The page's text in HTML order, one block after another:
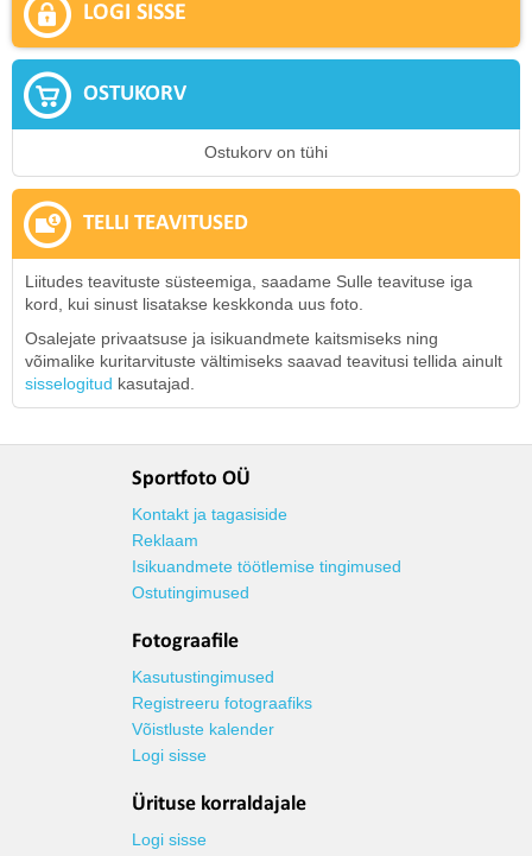
LOGI SISSE
OSTUKORV
Ostukorv on tühi
TELLI TEAVITUSED
Liitudes teavituste süsteemiga, saadame Sulle teavituse iga
kord, kui sinust lisatakse keskkonda uus foto.
Osalejate privaatsuse ja isikuandmete kaitsmiseks ning
võimalike kuritarvituste vältimiseks saavad teavitusi tellida ainult
sisselogitud kasutajad.
Sportfoto OÜ
Kontakt ja tagasiside
Reklaam
Isikuandmete töötlemise tingimused
Ostutingimused
Fotograafile
Kasutustingimused
Registreeru fotograafiks
Võistluste kalender
Logi sisse
Ürituse korraldajale
Logi sisse